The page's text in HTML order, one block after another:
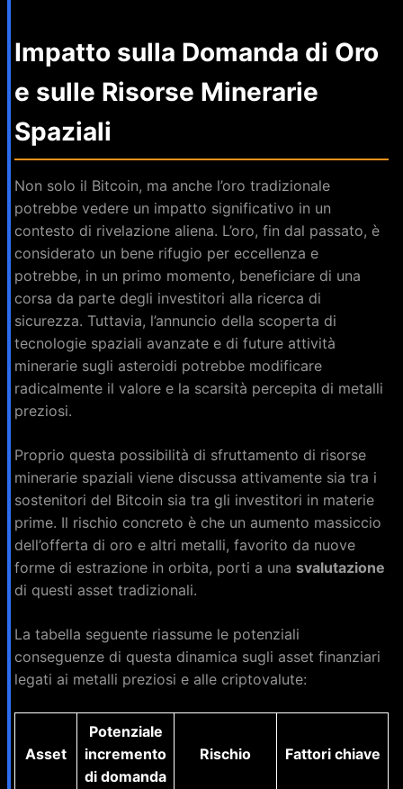
Impatto sulla Domanda di Oro
e sulle Risorse Minerarie
Spaziali
Non solo il Bitcoin, ma anche l’oro tradizionale
potrebbe vedere un impatto significativo in un
contesto di rivelazione aliena. L’oro, fin dal passato, è
considerato un bene rifugio per eccellenza e
potrebbe, in un primo momento, beneficiare di una
corsa da parte degli investitori alla ricerca di
sicurezza. Tuttavia, l’annuncio della scoperta di
tecnologie spaziali avanzate e di future attività
minerarie sugli asteroidi potrebbe modificare
radicalmente il valore e la scarsità percepita di metalli
preziosi.
Proprio questa possibilità di sfruttamento di risorse
minerarie spaziali viene discussa attivamente sia tra i
sostenitori del Bitcoin sia tra gli investitori in materie
prime. Il rischio concreto è che un aumento massiccio
dell’offerta di oro e altri metalli, favorito da nuove
forme di estrazione in orbita, porti a una svalutazione
di questi asset tradizionali.
La tabella seguente riassume le potenziali
conseguenze di questa dinamica sugli asset finanziari
legati ai metalli preziosi e alle criptovalute:
Asset
Potenziale
incremento
di domanda
Rischio Fattori chiave